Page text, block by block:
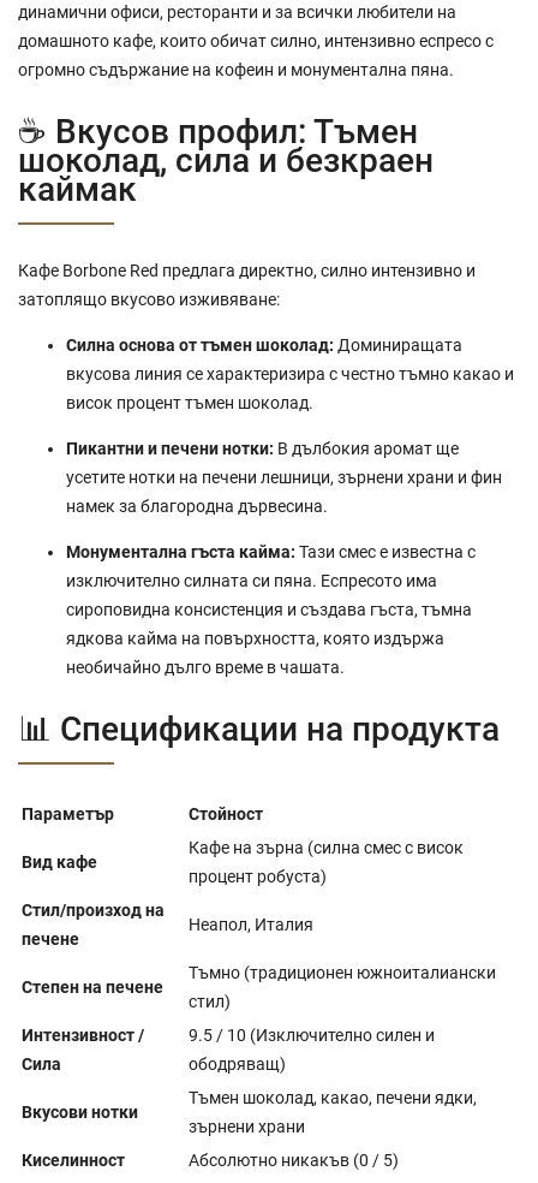
динамични офиси, ресторанти и за всички любители на
домашното кафе, които обичат силно, интензивно еспресо с
огромно съдържание на кофеин и монументална пяна.
☕ Вкусов профил: Тъмен
шоколад, сила и безкраен
каймак
Кафе Borbone Red предлага директно, силно интензивно и
затоплящо вкусово изживяване:
Силна основа от тъмен шоколад: Доминиращата
вкусова линия се характеризира с честно тъмно какао и
висок процент тъмен шоколад.
Пикантни и печени нотки: В дълбокия аромат ще
усетите нотки на печени лешници, зърнени храни и фин
намек за благородна дървесина.
Монументална гъста кайма: Тази смес е известна с
изключително силната си пяна. Еспресото има
сироповидна консистенция и създава гъста, тъмна
ядкова кайма на повърхността, която издържа
необичайно дълго време в чашата.
📊 Спецификации на продукта
Параметър Стойност
Вид кафе
Кафе на зърна (силна смес с висок
процент робуста)
Стил/произход на
печене
Неапол, Италия
Степен на печене
Тъмно (традиционен южноиталиански
стил)
Интензивност /
Сила
9.5 / 10 (Изключително силен и
ободряващ)
Вкусови нотки
Тъмен шоколад, какао, печени ядки,
зърнени храни
Киселинност
Абсолютно никакъв (0 / 5)